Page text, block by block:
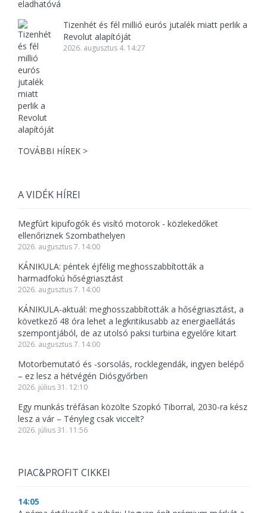
Tizenhét és fél millió eurós jutalék miatt perlik a
Revolut alapítóját
2026. augusztus 4. 14:27
TOVÁBBI HÍREK >
A VIDÉK HÍREI
Megfúrt kipufogók és visító motorok - közlekedőket
ellenőriznek Szombathelyen
2026. augusztus 7. 14:00
KÁNIKULA: péntek éjfélig meghosszabbították a
harmadfokú hőségriasztást
2026. augusztus 7. 14:00
KÁNIKULA-aktuál: meghosszabbították a hőségriasztást, a
következő 48 óra lehet a legkritikusabb az energiaellátás
szempontjából, de az utolsó paksi turbina egyelőre kitart
2026. augusztus 7. 14:00
Motorbemutató és -sorsolás, rocklegendák, ingyen belépő
– ez lesz a hétvégén Diósgyőrben
2026. július 31. 12:10
Egy munkás tréfásan közölte Szopkó Tiborral, 2030-ra kész
lesz a vár – Tényleg csak viccelt?
2026. július 31. 11:56
PIAC&PROFIT CIKKEI
14:05